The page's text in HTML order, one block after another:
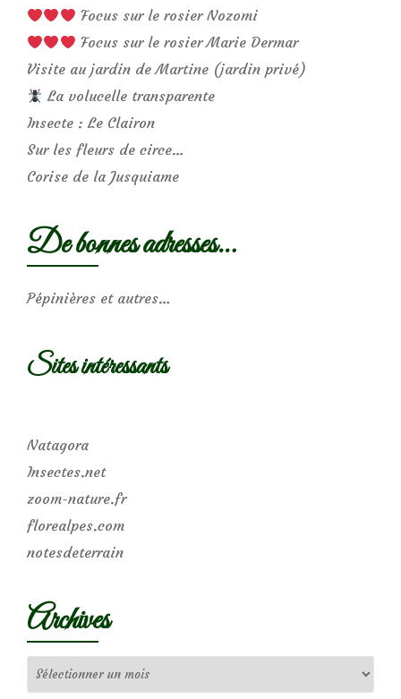
Focus sur le rosier Nozomi
Focus sur le rosier Marie Dermar
Visite au jardin de Martine (jardin privé)
La volucelle transparente
Insecte : Le Clairon
Sur les fleurs de circe…
Corise de la Jusquiame
De bonnes adresses…
Pépinières et autres…
Sites intéressants
Natagora
Insectes.net
zoom-nature.fr
florealpes.com
notesdeterrain
Archives